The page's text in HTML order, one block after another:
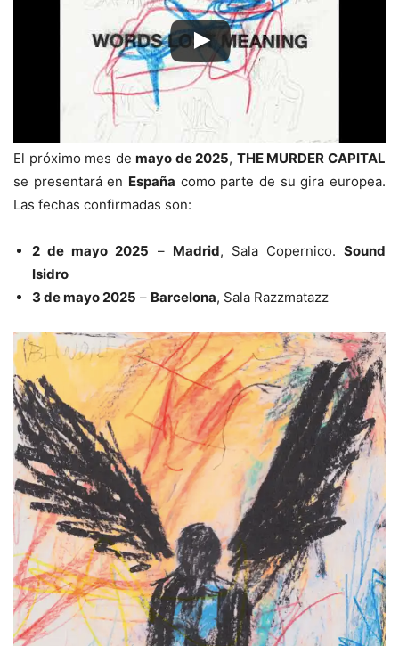
El próximo mes demayo de 2025, THE MURDER CAPITAL
se presentará en España como parte de su gira europea.
Las fechas confirmadas son:
2 de mayo 2025 – Madrid, Sala Copernico. Sound
Isidro
3 de mayo 2025 – Barcelona, Sala Razzmatazz